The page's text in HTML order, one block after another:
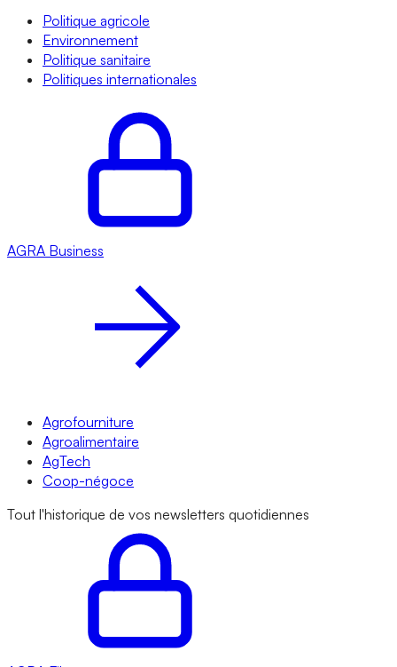
Politique agricole
Environnement
Politique sanitaire
Politiques internationales
AGRA Business
Agrofourniture
Agroalimentaire
AgTech
Coop-négoce
Tout l'historique de vos newsletters quotidiennes